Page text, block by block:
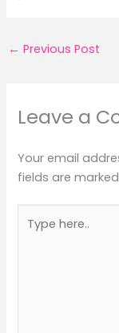
← Previous Post
Leave a
Your email
fields are marked
here..